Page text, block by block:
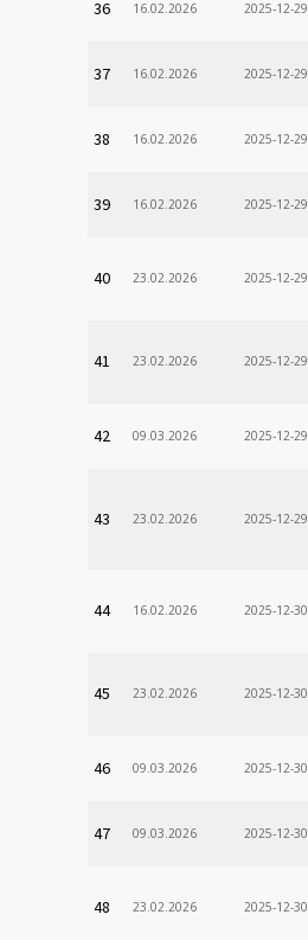
36 16.02.2026 2025-12-29
37 16.02.2026 2025-12-29
38 16.02.2026 2025-12-29
39 16.02.2026 2025-12-29
40 23.02.2026 2025-12-29
41 23.02.2026 2025-12-29
42 09.03.2026 2025-12-29
43 23.02.2026 2025-12-29
44 16.02.2026 2025-12-30
45 23.02.2026 2025-12-30
46 09.03.2026 2025-12-30
47 09.03.2026 2025-12-30
48 23.02.2026 2025-12-30